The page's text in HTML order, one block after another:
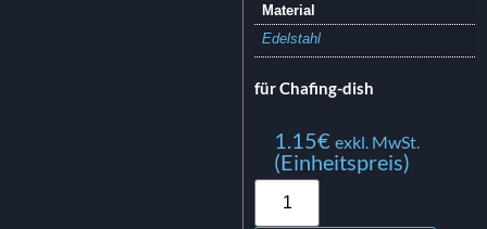
Material
Edelstahl
für Chafing-dish
1.15€ exkl. MwSt.
(Einheitspreis)